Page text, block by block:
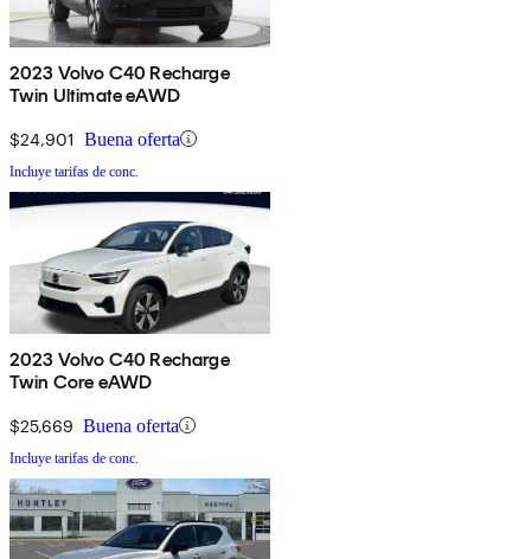
2023 Volvo C40 Recharge
Twin Ultimate eAWD
$24,901 Buena oferta
Incluye tarifas de conc.
2023 Volvo C40 Recharge
Twin Core eAWD
$25,669 Buena oferta
Incluye tarifas de conc.